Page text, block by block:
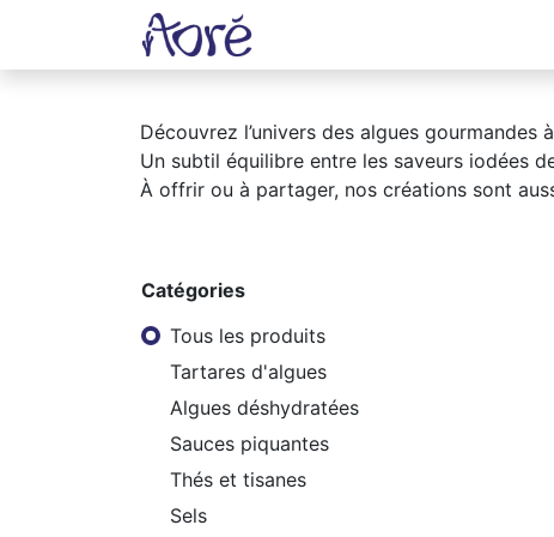
Découvrez l’univers des algues
Un subtil équilibre entre les saveurs iodées
À offrir ou à partager, nos créations sont
Catégories
Tous les produits
Tartares d'algues
Algues déshydratées
Sauces piquantes
Thés et tisanes
Sels